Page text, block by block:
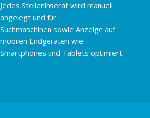
Jedes Stelleninserat wird manuell
angelegt und für
Suchmaschinen sowie Anzeige auf
mobilen Endgeräten wie
Smartphones und Tablets optimiert.